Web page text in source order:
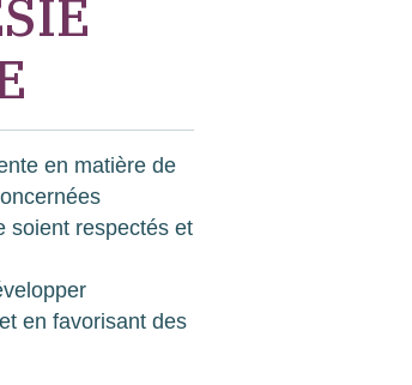
en matière de
soient respectés et
en favorisant des